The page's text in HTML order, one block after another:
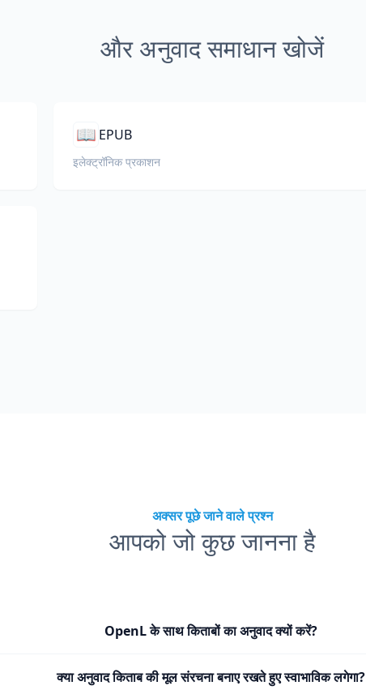
और अनुवाद समाधान खोजें
📖 EPUB
इलेक्ट्रॉनिक प्रकाशन
अक्सर पूछे जाने वाले प्रश्न
आपको जो कुछ जानना है
OpenL के साथ किताबों का अनुवाद क्यों करें?
क्या अनुवाद किताब की मूल संरचना बनाए रखते हुए स्वाभाविक लगेगा?